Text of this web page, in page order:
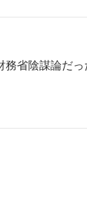
務省陰謀論だっ